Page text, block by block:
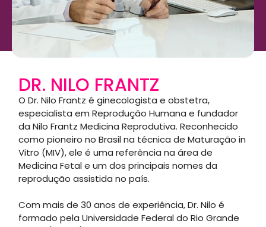
DR. NILO FRANTZ
O Dr. Nilo Frantz é ginecologista e obstetra,
especialista em Reprodução Humana e fundador
da Nilo Frantz Medicina Reprodutiva. Reconhecido
como pioneiro no Brasil na técnica de Maturação in
Vitro (MIV), ele é uma referência na área de
Medicina Fetal e um dos principais nomes da
reprodução assistida no país.
Com mais de 30 anos de experiência, Dr. Nilo é
formado pela Universidade Federal do Rio Grande